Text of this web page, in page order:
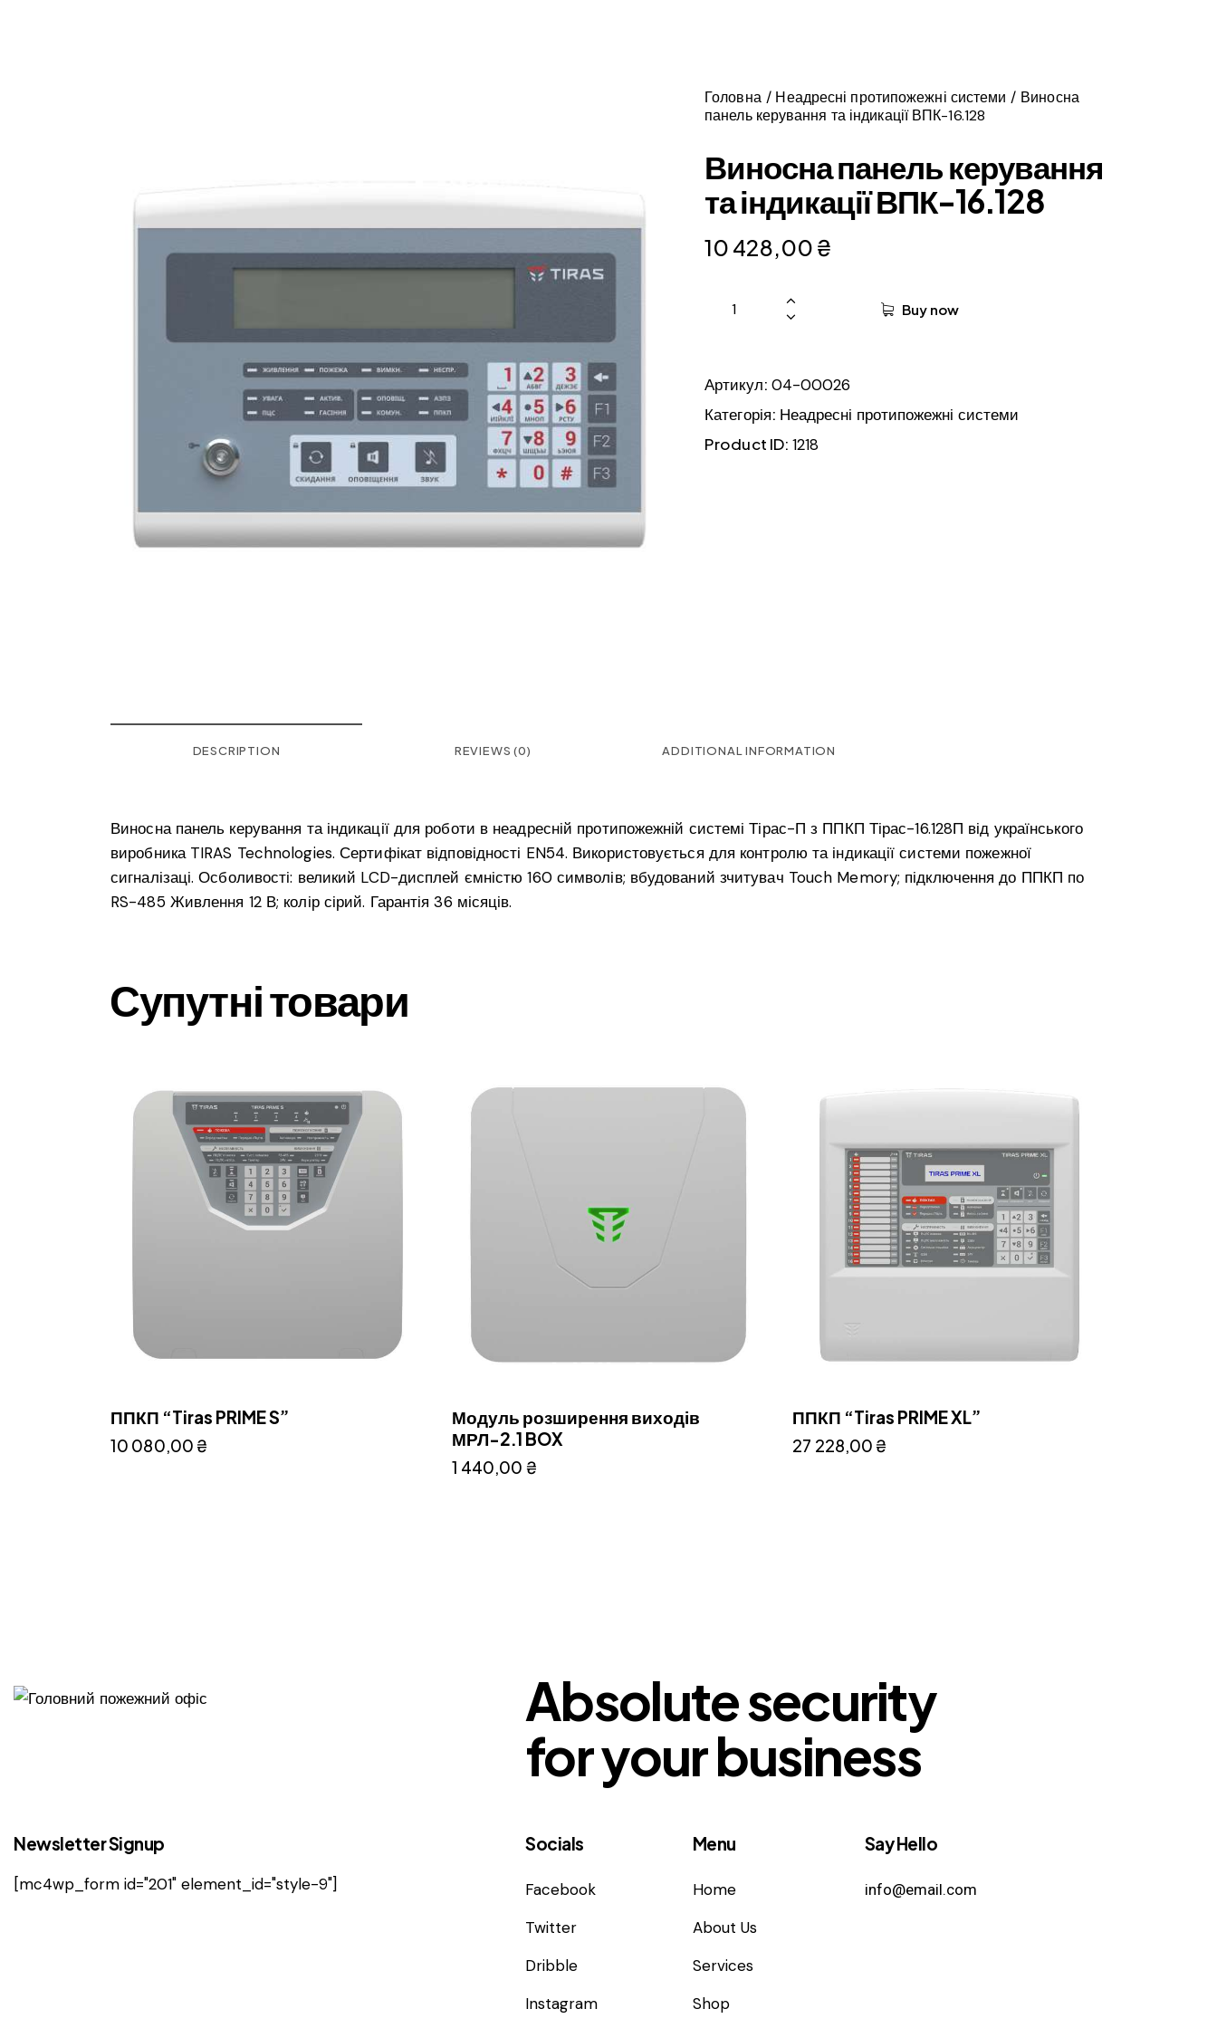
Головна Неадресні протипожежні системи
Виносна
панель керування та індикації ВПК-16.128
Виносна панель керування
та індикації ВПК-16.128
10 428,00 ₴
Buy now
Артикул: 04-00026
Категорія: Неадресні протипожежні системи
Product ID:1218
DESCRIPTION REVIEWS (0) ADDITIONAL INFORMATION
Виносна панель керування та індикації для роботи в неадресній протипожежній системі Тірас-П з ППКП Тірас-16.128П від українського
виробника TIRAS Technologies. Сертифікат відповідності EN54. Використовується для контролю та індикації системи пожежної
сигналізаці. Осболивості: великий LCD-дисплей ємністю 160 символів; вбудований зчитувач Touch Memory; підключення до ППКП по
RS-485 Живлення 12 В; колір сірий. Гарантія 36 місяців.
Супутні товари
ППКП “Tiras PRIME S”
10 080,00₴
Модуль розширення виходів
МРЛ-2.1 BOX
1 440,00 ₴
ППКП “Tiras PRIME XL”
27 228,00₴
Absolute security
for your business
Newsletter Signup
[mc4wp_form id="201" element_id="style-9"]
Socials
Facebook
Twitter
Dribble
Instagram
Menu
Home
About Us
Services
Shop
Say Hello
info@email.com